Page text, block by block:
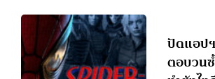
ปัดแอป
ตอบวน